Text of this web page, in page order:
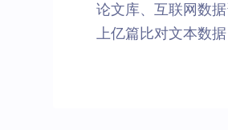
论文库、互联网数
上亿篇比对文本数据